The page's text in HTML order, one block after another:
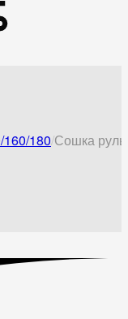
160/180 Сошка